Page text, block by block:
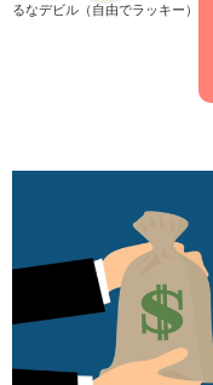
るなデビル（自由でラッキー）